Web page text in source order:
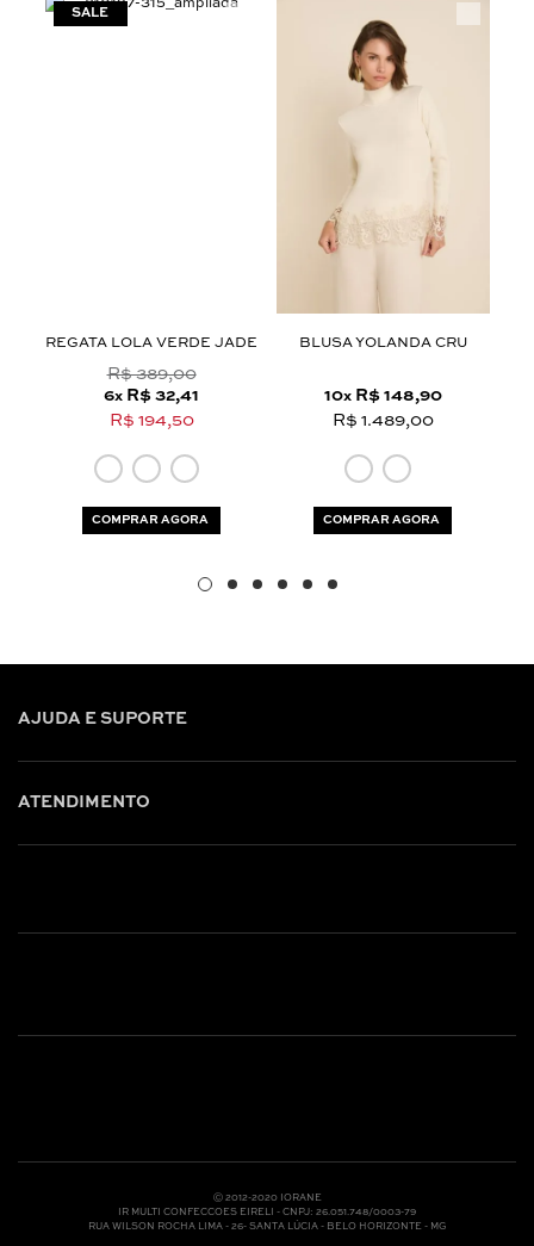
termos e polí­ticas de privacidade
REGATA LOLA VERDE JADE
R$ 389,00
6x R$ 32,41
R$ 194,50
COMPRAR AGORA
BLUSA YOLANDA CRU
10x R$ 148,90
R$ 1.489,00
COMPRAR AGORA
AJUDA E SUPORTE
ATENDIMENTO
Nossas Lojas
Ⓒ 2012-2020 IORANE
IR MULTI CONFECCOES EIRELI - CNPJ: 26.051.748/0003-79
RUA WILSON ROCHA LIMA - 26- SANTA LÚCIA - BELO HORIZONTE - MG